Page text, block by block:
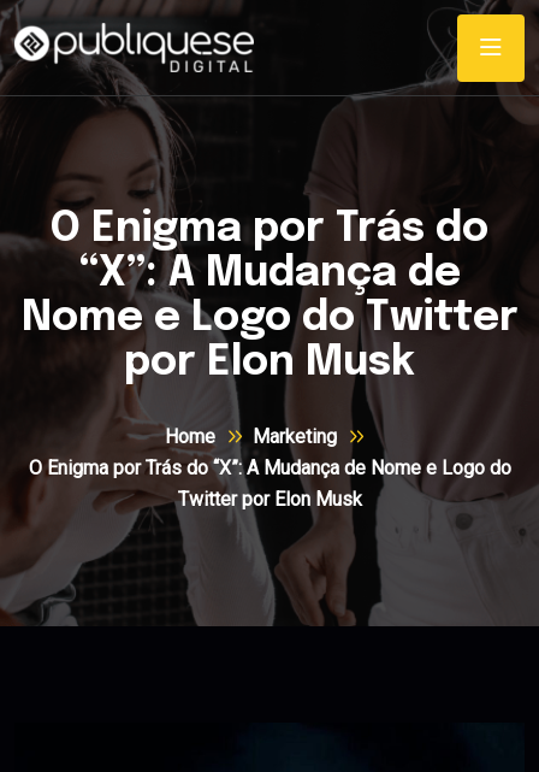
O Enigma por Trás do
“X”: A Mudança de
Nome e Logo do Twitter
por Elon Musk
Home
Marketing
O Enigma por Trás do “X”: A Mudança de Nome e Logo do
Twitter por Elon Musk